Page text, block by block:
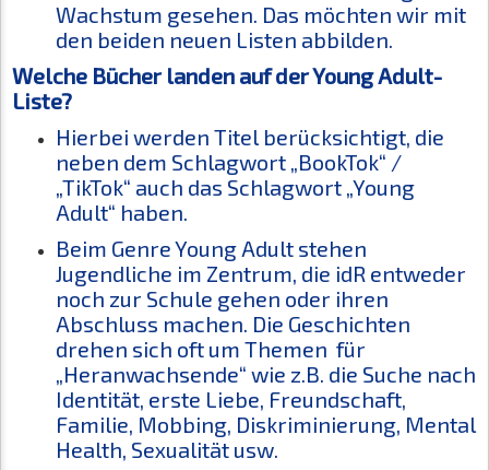
Wachstum gesehen. Das möchten wir mit
den beiden neuen Listen abbilden.
Welche Bücher landen auf der Young Adult-
Liste?
Hierbei werden Titel berücksichtigt, die
neben dem Schlagwort „BookTok“ /
„TikTok“ auch das Schlagwort „Young
Adult“ haben.
Beim Genre Young Adult stehen
Jugendliche im Zentrum, die idR entweder
noch zur Schule gehen oder ihren
Abschluss machen. Die Geschichten
drehen sich oft um Themen für
„Heranwachsende“ wie z.B. die Suche nach
Identität, erste Liebe, Freundschaft,
Familie, Mobbing, Diskriminierung, Mental
Health, Sexualität usw.